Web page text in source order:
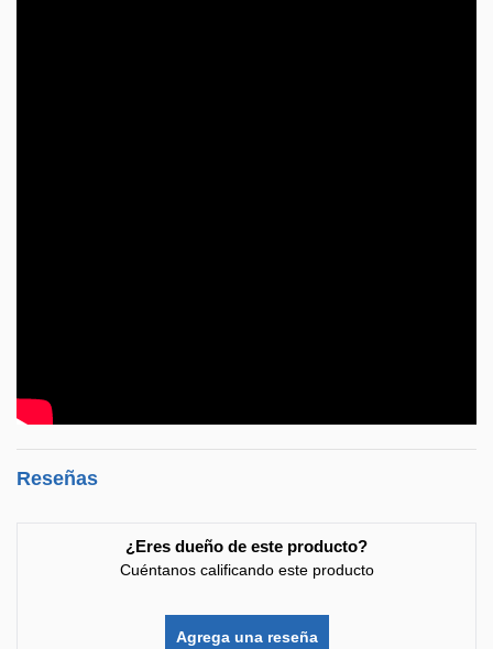
Reseñas
¿Eres dueño de este producto?
Cuéntanos calificando este producto
Agrega una reseña